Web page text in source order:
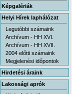
Képgalériák
Helyi Hírek laphálózat
Legutóbbi számaink
Archívum - HH XVI.
Archívum - HH XVII.
2004 előtti számaink
Megjelenési időpontok
Hirdetési áraink
Lakossági aprók